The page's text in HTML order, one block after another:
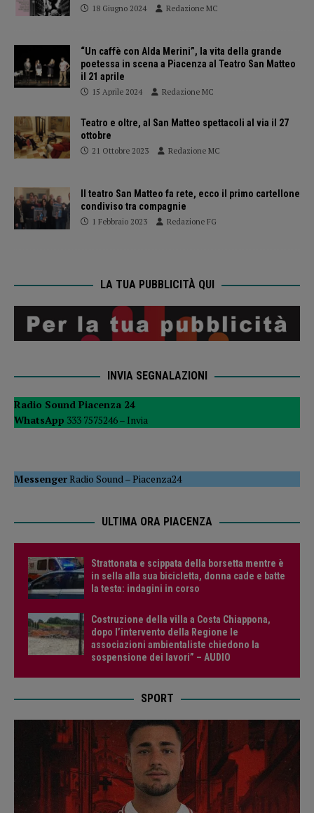
18 Giugno 2024 Redazione MC
“Un caffè con Alda Merini”, la vita della grande
poetessa in scena a Piacenza al Teatro San Matteo
il 21 aprile
15 Aprile 2024 Redazione MC
Teatro e oltre, al San Matteo spettacoli al via il 27
ottobre
21 Ottobre 2023 Redazione MC
Il teatro San Matteo fa rete, ecco il primo cartellone
condiviso tra compagnie
1 Febbraio 2023 Redazione FG
LA TUA PUBBLICITÀ QUI
INVIA SEGNALAZIONI
Radio Sound Piacenza 24
WhatsApp 333 7575246 – Invia
MessengerRadio Sound–Piacenza24
ULTIMA ORA PIACENZA
Strattonata e scippata della borsetta mentre è
in sella alla sua bicicletta, donna cade e batte
la testa: indagini in corso
Costruzione della villa a Costa Chiappona,
dopo l’intervento della Regione le
associazioni ambientaliste chiedono la
sospensione dei lavori” – AUDIO
SPORT